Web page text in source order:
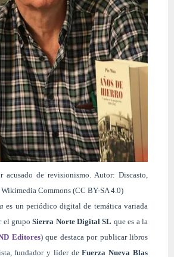
acusado de revisionismo. Autor: Discasto,
Commons (CC BY-SA 4.0)
es un periódico digital de temática variada
el grupoSierra Norte Digital SL que es a la
Editores) que destaca por publicar libros
fundador y líder deFuerza Nueva Blas